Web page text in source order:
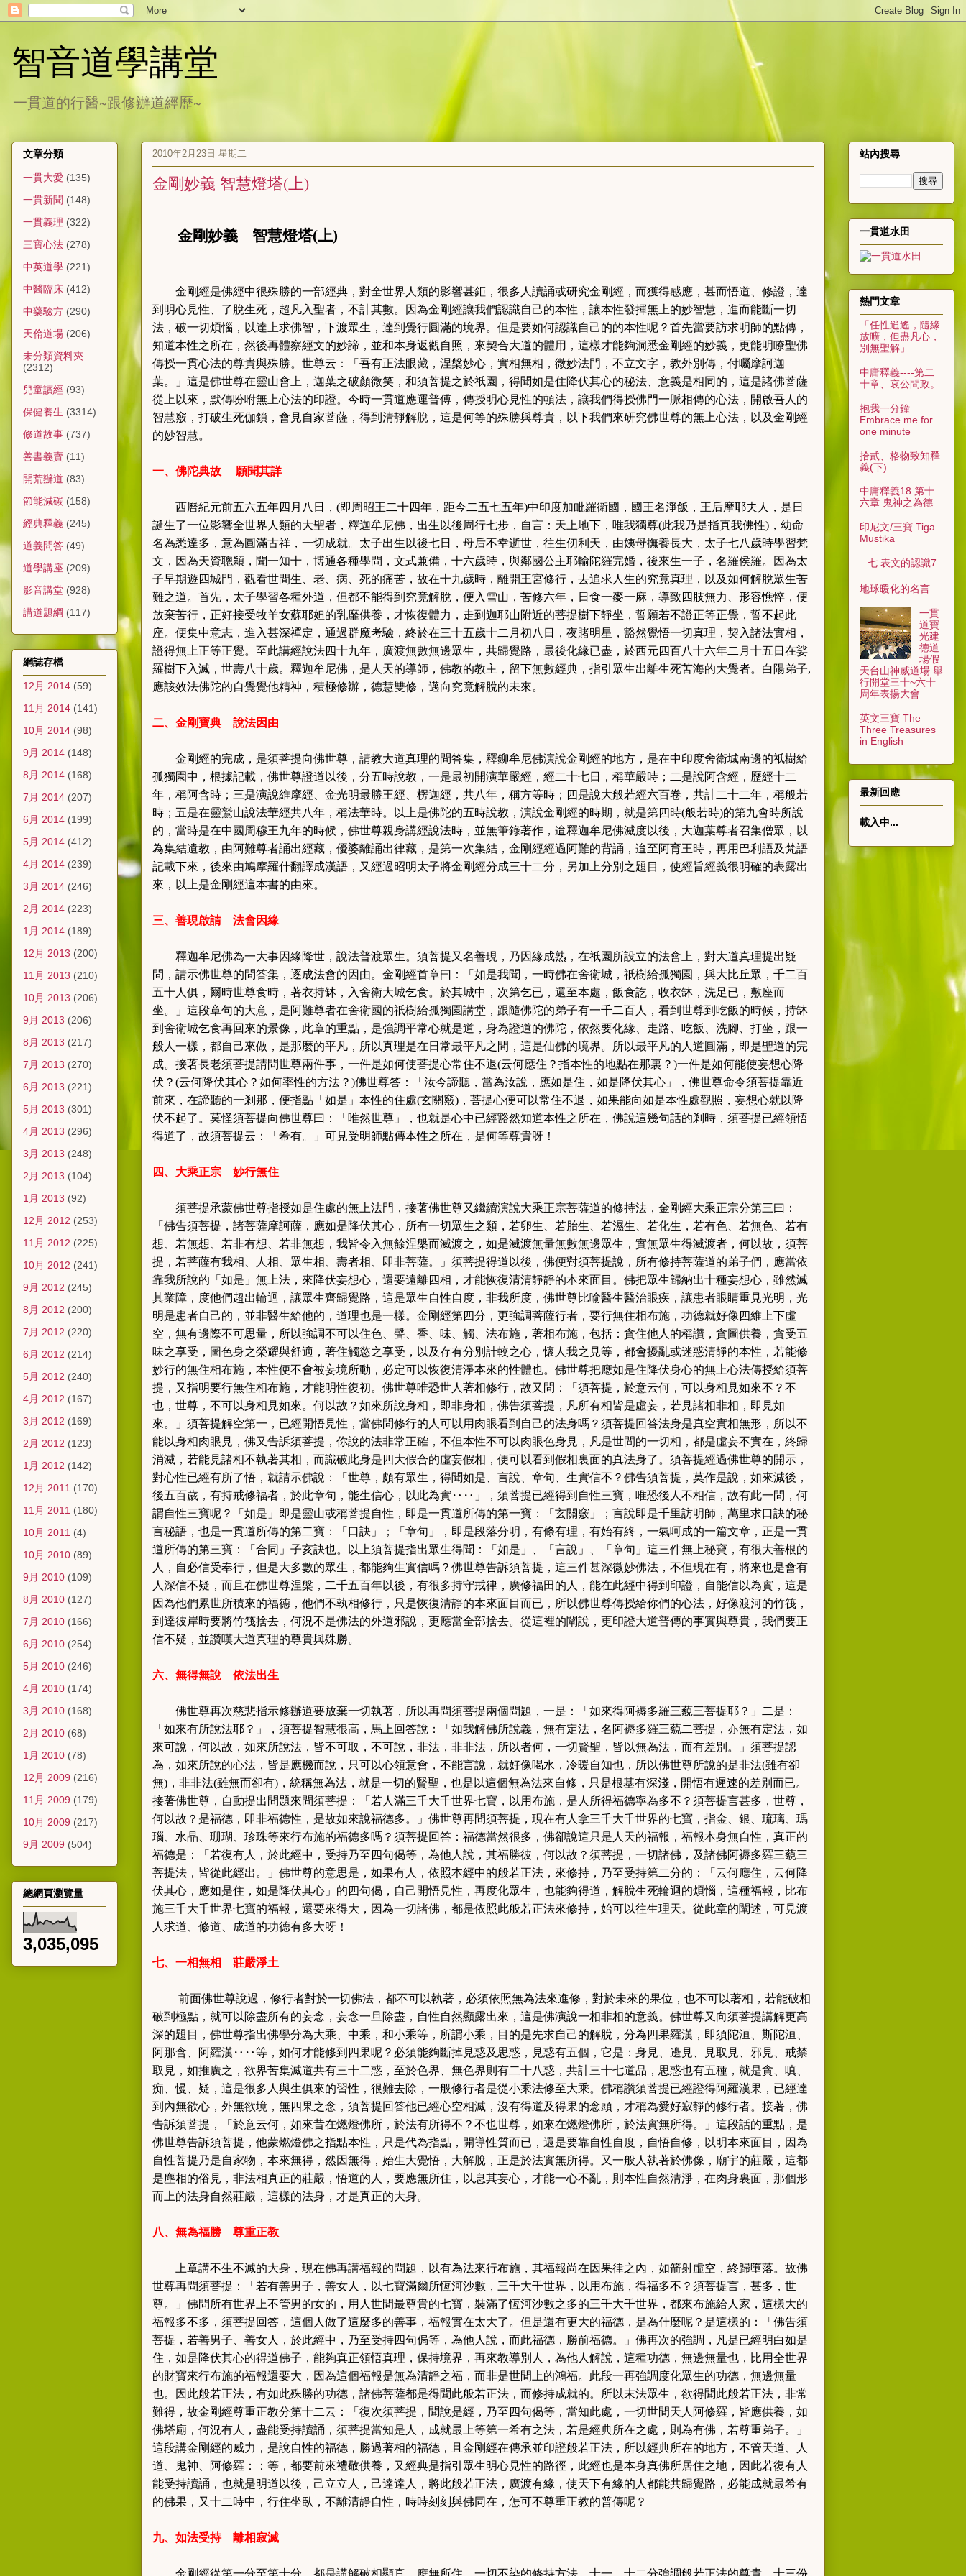
智音道學講堂
一貫道的行醫~跟修辦道經歷~
2010年2月23日 星期二
金剛妙義 智慧燈塔(上)
金剛妙義 智慧燈塔(上)
金剛經是佛經中很殊勝的一部經典，對全世界人類的影響甚鉅，很多人讀誦或研究金剛經，而獲得感應，甚而悟道、修證，達
到明心見性、了脫生死，超凡入聖者，不計其數。因為金剛經讓我們認識自己的本性，讓本性發揮無上的妙智慧，進而能斷一切
法，破一切煩惱，以達上求佛智，下渡眾生，達到覺行圓滿的境界。但是要如何認識自己的的本性呢 ？ 首先當要訪求明師的點傳，
知道本性之所在，然後再體察經文的妙諦，並和本身返觀自照，來契合大道的體用，這樣才能夠洞悉金剛經的妙義，更能明瞭聖佛
傳授一貫心法的尊貴與殊勝。世尊云：「吾有正法眼藏，涅槃妙心，實相無相，微妙法門，不立文字，教外別傳，付囑摩訶迦
葉。」這是佛世尊在靈山會上，迦葉之破顏微笑，和須菩提之於祇園，得聞如是住降伏其心的秘法、意義是相同的，這是諸佛菩薩
從上以來，默傳吩咐無上心法的印證。今時一貫道應運普傅，傳授明心見性的頓法，讓我們得授佛門一脈相傳的心法，開啟吾人的
智慧竅，打破生死伽鎖，會見自家菩薩，得到清靜解脫，這是何等的殊勝與尊貴，以下我們來研究佛世尊的無上心法，以及金剛經
的妙智慧。
一、佛陀典故 願聞其詳
西曆紀元前五六五年四月八日， (即周昭王二十四年，距今二五七五年)中印度加毗羅衛國，國王名淨飯，王后摩耶夫人，是日
誕生了一位影響全世界人類的大聖者，釋迦牟尼佛，出生以後周行七步，自言：天上地下，唯我獨尊(此我乃是指真我佛性) ，幼命
名為悉達多，意為圓滿古祥，一切成就。太子出生以後七日，母后不幸逝世，往生仞利天，由姨母撫養長大，太子七八歲時學習梵
文，因為天資聰穎，聞一知十，博通各種學問，文式兼備，十六歲時，與鄰國公主耶輸陀羅完婚，後來生一子，名羅侯羅。因為太
子早期遊四城門，觀看世間生、老、病、死的痛苦，故在十九歲時，離開王宮修行，去追求人生的究竟真理，以及如何解脫眾生苦
難之道。首先，太子學習各種外道，但都不能得到究竟解脫，便入雪山，苦修六年，日食一麥一麻，導致四肢無力、形容憔悴，便
放棄苦行，正好接受牧羊女蘇耶妲的乳靡供養，才恢復體力，走到迦耶山附近的菩提樹下靜坐，誓願若不證正等正覺，誓不起此
座。便集中意志，進入甚深禪定，通過群魔考驗，終於在三十五歲十二月初八日，夜賭明星，豁然覺悟一切真理，契入諸法實相，
證得無上正等正覺。至此講經說法四十九年，廣渡無數無邊眾生，共歸覺路，最後化緣已盡，於西元四百八十六年二月十五日在娑
羅樹下入滅，世壽八十歲。釋迦牟尼佛，是人天的導師，佛教的教主，留下無數經典，指引眾生出離生死苦海的大覺者。白陽弟子,
應該效法佛陀的自覺覺他精神，積極修辦，德慧雙修，邁向究竟解脫的未來。
二、金剛寶典 說法因由
金剛經的完成，是須菩提向佛世尊，請教大道真理的問答集，釋鉚牟尼佛演說金剛經的地方，是在中印度舍衛城南邊的祇樹給
孤獨園中，根據記載，佛世尊證道以後，分五時說教，一是最初開演華嚴經，經二十七日，稱華嚴時；二是說阿含經，歷經十二
年，稱阿含時；三是演說維摩經、金光明最勝王經、楞迦經，共八年，稱方等時；四是說大般若經六百卷，共計二十二年，稱般若
時；五是在靈鷲山說法華經共八年，稱法華時。以上是佛陀的五時說教，演說金剛經的時期，就是第四時(般若時)的第九會時所說
的，當時是在中國周穆王九年的時候，佛世尊親身講經說法時，並無筆錄著作，迨釋迦牟尼佛滅度以後，大迦葉尊者召集僧眾，以
為集結遺教，由阿難尊者誦出經藏，優婆離誦出律藏，是第一次集結，金剛經經過阿難的背誦，迨至阿育王時，再用巴利語及梵語
記載下來，後來由鳩摩羅什翻譯成漢語，又經過昭明太子將金剛經分成三十二分，另加上分別之題目，使經旨經義很明確的表露出
來，以上是金剛經這本書的由來。
三、善現啟請 法會因緣
釋迦牟尼佛為一大事因緣降世，說法普渡眾生。須菩提又名善現，乃因緣成熟，在祇園所設立的法會上，對大道真理提出疑
問，請示佛世尊的問答集，逐成法會的因由。金剛經首章曰 ：「如是我聞，一時佛在舍衛城，祇樹給孤獨園，與大比丘眾，千二百
五十人俱，爾時世尊食時，著衣持缽，入舍衛大城乞食。於其城中，次第乞已，還至本處，飯食訖，收衣缽，洗足已，敷座而
坐。
」這段章句的大意，是阿難尊者在舍衛國的祇樹給孤獨園講堂，跟隨佛陀的弟子有一千二百人，看到世尊到吃飯的時候，持缽
到舍衛城乞食再回來的景像，此章的重點，是強調平常心就是道，身為證道的佛陀，依然要化緣、走路、吃飯、洗腳、打坐，跟一
般人一樣，都自己來做，是那麼的平凡，所以真理是在日常最平凡之間，這是仙佛的境界。所以最平凡的人道圓滿，即是聖道的完
成。接著長老須菩提請問世尊兩件事，一件是如何使菩提心常住不退(云何應住 ？ 指本性的地點在那裏 ？ )一件是如何能使妄想心降
伏 ？ (云何降伏其心 ？ 如何率性的方法 ？ )佛世尊答：「 汝今諦聽，當為汝說，應如是住，如是降伏其心」， 佛世尊命令須菩提靠近
前來，在諦聽的一剎那，便指點「如是」本性的住處(玄關竅) ，菩提心便可以常住不退，如果能向如是本性處觀照，妄想心就以降
伏不起了。莫怪須菩提向佛世尊曰 ：「唯然世尊 」，也就是心中已經豁然知道本性之所在，佛說這幾句話的剎時，須菩提已經領悟
得道了，故須菩提云：「 希有。 」 可見受明師點傳本性之所在，是何等尊貴呀 ！
四、大乘正宗 妙行無住
須菩提承蒙佛世尊指授如是住處的無上法門，接著佛世尊又繼續演說大乘正宗菩薩道的修持法，金剛經大乘正宗分第三曰：
「佛告須菩提，諸菩薩摩訶薩，應如是降伏其心，所有一切眾生之類，若卵生、若胎生、若濕生、若化生，若有色、若無色、若有
想、若無想、若非有想、若非無想，我皆令入無餘涅槃而滅渡之，如是滅渡無量無數無邊眾生，實無眾生得滅渡者，何以故，須菩
提，若菩薩有我相、人相、眾生相、壽者相、即非菩薩。」 須菩提得道以後，佛便對須菩提說，所有修持菩薩道的弟子們，應當依
靠我所說的「如是」無上法，來降伏妄想心，還要遠離四相，才能恢復清清靜靜的本來面目。佛把眾生歸納出十種妄想心，雖然滅
其業障，度他們超出輪迴，讓眾生齊歸覺路，這是眾生自性自度，非我所度，佛世尊比喻醫生醫治眼疾，讓患者眼睛重見光明，光
明是患者自己的，並非醫生給他的，道理也是一樣。金剛經第四分，更強調菩薩行者，要行無住相布施，功德就好像四維上下虛
空，無有邊際不可思量，所以強調不可以住色、聲、香、味、觸、法布施，著相布施，包括：貪住他人的稱讚，貪圖供養，貪受五
味之享受，圖色身之榮耀與舒適，著住觸慾之享受，以及存有分別計較之心，懷人我之見等，都會擾亂或迷惑清靜的本性，若能修
妙行的無住相布施，本性便不會被妄境所動，必定可以恢復清淨本來的性體也。佛世尊把應如是住降伏身心的無上心法傳授給須菩
提，又指明要行無住相布施，才能明性復初。佛世尊唯恐世人著相修行，故又問：
「須菩提，於意云何，可以身相見如來不？不
也，世尊，不可以身相見如來。何以故？如來所說身相，即非身相，佛告須菩提，凡所有相皆是虛妄，若見諸相非相，即見如
來。」 須菩提解空第一，已經開悟見性，當佛問修行的人可以用肉眼看到自己的法身嗎 ？ 須菩提回答法身是真空實相無形，所以不
能以身相肉眼見，佛又告訴須菩提，你說的法非常正確，不但本性不可以肉眼色身見，凡是世間的一切相，都是虛妄不實在，終歸
消滅，若能見諸相不執著其相，而識破此身是四大假合的虛妄假相，便可以看到假相裏面的真法身了。須菩提經過佛世尊的開示，
對心性已經有所了悟，就請示佛說 ：「世尊，頗有眾生，得聞如是、言說、章句、生實信不？佛告須菩提，莫作是說，如來減後，
後五百歲，有持戒修福者，於此章句，能生信心，以此為實‥‥ 」，須菩提已經得到自性三寶，唯恐後人不相信，故有此一問，何
謂自性三寶呢 ？ 「如是」即是靈山或稱菩提自性，即是一貫道所傳的第一寶：「玄關竅 」
；言說即是千里訪明師，萬里求口訣的秘
言秘語，也是一貫道所傳的第二寶：「口訣 」
；「章句」，即是段落分明，有條有理，有始有終，一氣呵成的一篇文章，正是一貫
道所傳的第三寶：「合同 」 子亥訣也。以上須菩提指出眾生得聞：「如是 」 、「言說 」 、「章句 」這三件無上秘寶 ，有很大善根的
人，自必信受奉行，但是大多數的眾生，都能夠生實信嗎 ？ 佛世尊告訴須菩提，這三件甚深微妙佛法，不但現在有，將來也是會有
人深信不疑，而且在佛世尊涅槃，二千五百年以後，有很多持守戒律，廣修福田的人，能在此經中得到印證，自能信以為實，這是
因為他們累世所積來的福德，他們不執相修行，只是恢復清靜的本來面目而已，所以佛世尊傳授給你們的心法，好像渡河的竹筏，
到達彼岸時要將竹筏捨去，何況不是佛法的外道邪說，更應當全部捨去。從這裡的闡說，更印證大道普傳的事實與尊貴，我們要正
信不疑，並讚嘆大道真理的尊貴與殊勝。
六、無得無說 依法出生
佛世尊再次慈悲指示修辦道要放棄一切執著，所以再問須菩提兩個問題，一是：「 如來得阿褥多羅三藐三菩提耶？ 」二是：
「 如來有所說法耶？ 」，須菩提智慧很高，馬上回答說：
「如我解佛所說義，無有定法，名阿褥多羅三藐二菩提，亦無有定法，如
來可說，何以故，如來所說法，皆不可取，不可說，非法，非非法，所以者何，一切賢聖，皆以無為法，而有差別。
」須菩提認
為，如來所說的心法，皆是應機而說，只可以心領意會，不能言說，就好像喝水，冷暖自知也，所以佛世尊所說的是非法(雖有卻
無) ，非非法(雖無而卻有) ，統稱無為法，就是一切的賢聖，也是以這個無為法來自修，只是根基有深淺，開悟有遲速的差別而已。
接著佛世尊，自動提出問題來問須菩提：「 若人滿三千大千世界七寶，以用布施，是人所得福德寧為多不？須菩提言甚多，世尊，
何以故？是福德，即非福德性，是故如來說福德多。
」佛世尊再問須菩提，現在有人拿三千大千世界的七寶，指金、銀、琉璃、瑪
瑙、水晶、珊瑚、珍珠等來行布施的福德多嗎 ？ 須菩提回答 ： 福德當然很多，佛卻說這只是人天的福報，福報本身無自性，真正的
福德是 ：
「若復有人，於此經中，受持乃至四句偈等，為他人說，其福勝彼，何以故？須菩提，一切諸佛，及諸佛阿褥多羅三藐三
菩提法，皆從此經出。
」佛世尊的意思是，如果有人，依照本經中的般若正法，來修持，乃至受持第二分的 ：「云何應住，云何降
伏其心，應如是住，如是降伏其心」 的四句偈，自己開悟見性，再度化眾生，也能夠得道，解脫生死輪迴的煩惱，這種福報，比布
施三千大千世界七寶的福報，還要來得大，因為一切諸佛，都是依照此般若正法來修持，始可以往生理天。從此章的闡述，可見渡
人求道、修道、成道的功德有多大呀 ！
七、一相無相 莊嚴淨土
前面佛世尊說過，修行者對於一切佛法，都不可以執著，必須依照無為法來進修，對於未來的果位，也不可以著相，若能破相
破到極點，就可以除盡所有的妄念，妄念一旦除盡，自性自然顯露出來，這是佛演說一相非相的意義。佛世尊又向須菩提講解更高
深的題目，佛世尊指出佛學分為大乘、中乘，和小乘等，所謂小乘，目的是先求自己的解脫，分為四果羅漢，即須陀洹、斯陀洹、
阿那含、阿羅漢‥‥等，如何才能修到四果呢 ？ 必須能夠斷掉見惑及思惑，見惑有五個，它是：身見、邊見、見取見、邪見、戒禁
取見，如推廣之，欲界苦集滅道共有三十二惑，至於色界、無色界則有二十八惑，共計三十七道品，思惑也有五種，就是貪、嗔、
痴、慢、疑，這是很多人與生俱來的習性，很難去除，一般修行者是從小乘法修至大乘。佛稱讚須菩提已經證得阿羅漢果，已經達
到內無欲心，外無欲境，無四果之念，須菩提回答他已經心空相滅，沒有得道及得果的念頭，才稱為愛好寂靜的修行者。接著，佛
告訴須菩提 ，「於意云何，如來昔在燃燈佛所，於法有所得不？不也世尊，如來在燃燈佛所，於法實無所得。」 這段話的重點，是
佛世尊告訴須菩提，他蒙燃燈佛之指點本性，只是代為指點，開導性質而已，還是要靠自性自度，自悟自修，以明本來面目，因為
自性菩提乃是自家物，本來無得，然因無得，始生大覺悟，大解脫，正是於法實無所得。又一般人執著於佛像，廟宇的莊嚴，這都
是塵相的俗見，非法相真正的莊嚴，悟道的人，要應無所住，以息其妄心，才能一心不亂，則本性自然清淨，在肉身裏面，那個形
而上的法身自然莊嚴，這樣的法身，才是真正的大身。
八、無為福勝 尊重正教
上章講不生不滅的大身，現在佛再講福報的問題，以有為法來行布施，其福報尚在因果律之內，如箭射虛空，終歸墮落。故佛
世尊再問須菩提 ：「若有善男子，善女人，以七寶滿爾所恆河沙數，三千大千世界，以用布施，得福多不？須菩提言，甚多，世
尊。
」佛問所有世界上不管男的女的，用人世間最尊貴的七寶，裝滿了恆河沙數之多的三千大千世界，都來布施給人家，這樣大的
福報多不多， 須菩提回答，這個人做了這麼多的善事，福報實在太大了。但是還有更大的福德，是為什麼呢 ？ 是這樣的：
「佛告須
菩提，若善男子、善女人，於此經中，乃至受持四句侷等，為他人說，而此福德，勝前福德。」 佛再次的強調，凡是已經明白如是
住，如是降伏其心的得道佛子，能夠真正領悟真理，保持境界，再來教導別人，為他人解說，這種功德，無邊無量也，比用全世界
的財寶來行布施的福報還要大，因為這個福報是無為清靜之福，而非是世間上的鴻福。此段一再強調度化眾生的功德，無邊無量
也。因此般若正法，有如此殊勝的功德，諸佛菩薩都是得聞此般若正法，而修持成就的。所以末法眾生，欲得聞此般若正法，非常
難得，故金剛經尊重正教分第十二云：
「復次須菩提，聞說是經，乃至四句偈等，當知此處，一切世間天人阿修羅，皆應供養，如
佛塔廟，何況有人，盡能受持讀誦，須菩提當知是人，成就最上等第一希有之法，若是經典所在之處，則為有佛，若尊重弟子。」
這段講金剛經的威力，是說自性的福德，勝過著相的福德 ， 且金剛經在傳承並印證般若正法，所以經典所在的地方 ， 不管天道、人
道、鬼神、阿修羅：：等，都要前來禮敬供養 ， 又經典是指引眾生明心見性的路徑，此經也是本身真佛所居住之地，因此若復有人
能受持讀誦，也就是明道以後，己立立人，己達達人，將此般若正法，廣渡有緣，使天下有緣的人都能共歸覺路，必能成就最希有
的佛果，又十二時中，行住坐臥，不離清靜自性，時時刻刻與佛同在，怎可不尊重正教的普傳呢 ？
九、如法受持 離相寂滅
金剛經從第一分至第十分，都是講解破相顯真，應無所住，一切不染的修持方法，十一、十二分強調般若正法的尊貴，十三份
文章分類
一貫大愛 (135)
一貫新聞 (148)
一貫義理 (322)
三寶心法 (278)
中英道學 (221)
中醫臨床 (412)
中藥驗方 (290)
天倫道場 (206)
未分類資料夾
(2312)
兒童讀經 (93)
保健養生 (3314)
修道故事 (737)
善書義賣 (11)
開荒辦道 (83)
節能減碳 (158)
經典釋義 (245)
道義問答 (49)
道學講座 (209)
影音講堂 (928)
講道題綱 (117)
網誌存檔
12月 2014 (59)
11月 2014 (141)
10月 2014 (98)
9月 2014 (148)
8月 2014 (168)
7月 2014 (207)
6月 2014 (199)
5月 2014 (412)
4月 2014 (239)
3月 2014 (246)
2月 2014 (223)
1月 2014 (189)
12月 2013 (200)
11月 2013 (210)
10月 2013 (206)
9月 2013 (206)
8月 2013 (217)
7月 2013 (270)
6月 2013 (221)
5月 2013 (301)
4月 2013 (296)
3月 2013 (248)
2月 2013 (104)
1月 2013 (92)
12月 2012 (253)
11月 2012 (225)
10月 2012 (241)
9月 2012 (245)
8月 2012 (200)
7月 2012 (220)
6月 2012 (214)
5月 2012 (240)
4月 2012 (167)
3月 2012 (169)
2月 2012 (123)
1月 2012 (142)
12月 2011 (170)
11月 2011 (180)
10月 2011 (4)
10月 2010 (89)
9月 2010 (109)
8月 2010 (127)
7月 2010 (166)
6月 2010 (254)
5月 2010 (246)
4月 2010 (174)
3月 2010 (168)
2月 2010 (68)
1月 2010 (78)
12月 2009 (216)
11月 2009 (179)
10月 2009 (217)
9月 2009 (504)
總網頁瀏覽量
3,035,095
站內搜尋
一貫道水田
熱門文章
「任性逍遙，隨緣
放曠，但盡凡心，
別無聖解」
中庸釋義----第二
十章、哀公問政。
抱我一分鐘
Embrace me for
one minute
拾貳、格物致知釋
義(下)
中庸釋義18 第十
六章 鬼神之為德
印尼文/三寶 Tiga
Mustika
七.表文的認識7
地球暖化的名言
一貫
道寶
光建
德道
場假
天台山神威道場 舉
行開堂三十~六十
周年表揚大會
英文三寶 The
Three Treasures
in English
最新回應
載入中...